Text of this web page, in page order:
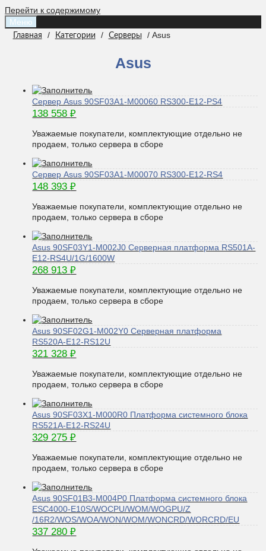
Перейти к содержимому
Меню
Главная / Категории / Серверы / Asus
Asus
Сервер Asus 90SF03A1-M00060 RS300-E12-PS4
138 558₽
Уважаемые покупатели, комплектующие отдельно не
продаем, только сервера в сборе
Сервер Asus 90SF03A1-M00070 RS300-E12-RS4
148 393₽
Уважаемые покупатели, комплектующие отдельно не
продаем, только сервера в сборе
Asus 90SF03Y1-M002J0 Серверная платформа RS501A-
E12-RS4U/1G/1600W
268 913₽
Уважаемые покупатели, комплектующие отдельно не
продаем, только сервера в сборе
Asus 90SF02G1-M002Y0 Серверная платформа
RS520A-E12-RS12U
321 328₽
Уважаемые покупатели, комплектующие отдельно не
продаем, только сервера в сборе
Asus 90SF03X1-M000R0 Платформа системного блока
RS521A-E12-RS24U
329 275₽
Уважаемые покупатели, комплектующие отдельно не
продаем, только сервера в сборе
Asus 90SF01B3-M004P0 Платформа системного блока
ESC4000-E10S/WOCPU/WOM/WOGPU/Z
/16R2/WOS/WOA/WON/WOM/WONCRD/WORCRD/EU
337 280₽